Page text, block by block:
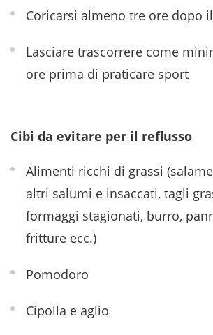
Coricarsi almeno tre ore dopo
Lasciare trascorrere come
ore prima di praticare sport
Cibi da evitare per il reflusso
Alimenti ricchi di grassi
altri salumi e insaccati, tagli
formaggi stagionati, burro,
fritture ecc.)
Pomodoro
Cipolla e aglio